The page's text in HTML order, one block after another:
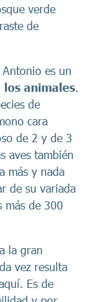
verde
de
Antonio es un
los animales.
de
cara
de 2 y de 3
aves también
más y nada
de su variada
más de 300
la gran
vez resulta
Es de